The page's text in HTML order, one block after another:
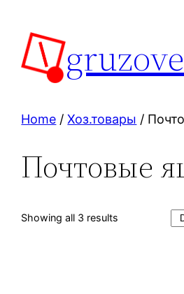
content
Home /Хоз.товары /
Почтовые
Showing all 3 results